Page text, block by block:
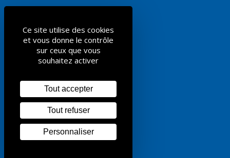
Ce site utilise des cookies
et vous donne le contrôle
sur ceux que vous
souhaitez activer
Tout accepter
Tout refuser
Personnaliser